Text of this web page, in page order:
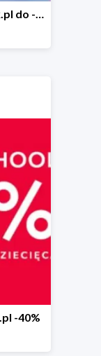
Moda do szkoły w ebutik.pl do -75%
-40%